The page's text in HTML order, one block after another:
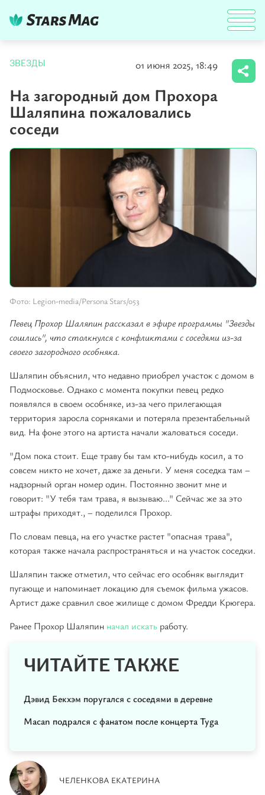
ЗВЕЗДЫ 01 июня 2025, 18:49
На загородный дом Прохора
Шаляпина пожаловались
соседи
Фото: Legion-media/Persona Stars/053
Певец Прохор Шаляпин рассказал в эфире программы "Звезды
сошлись", что столкнулся с конфликтами с соседями из-за
своего загородного особняка.
Шаляпин объяснил, что недавно приобрел участок с домом в
Подмосковье. Однако с момента покупки певец редко
появлялся в своем особняке, из-за чего прилегающая
территория заросла сорняками и потеряла презентабельный
вид. На фоне этого на артиста начали жаловаться соседи.
"Дом пока стоит. Еще траву бы там кто-нибудь косил, а то
совсем никто не хочет, даже за деньги. У меня соседка там –
надзорный орган номер один. Постоянно звонит мне и
говорит: "У тебя там трава, я вызываю..." Сейчас же за это
штрафы приходят., – поделился Прохор.
По словам певца, на его участке растет "опасная трава",
которая также начала распространяться и на участок соседки.
Шаляпин также отметил, что сейчас его особняк выглядит
пугающе и напоминает локацию для съемок фильма ужасов.
Артист даже сравнил свое жилище с домом Фредди Крюгера.
Ранее Прохор Шаляпин начал искать работу.
ЧИТАЙТЕ ТАКЖЕ
Дэвид Бекхэм поругался с соседями в деревне
Macan подрался с фанатом после концерта Tyga
ЧЕЛЕНКОВА ЕКАТЕРИНА